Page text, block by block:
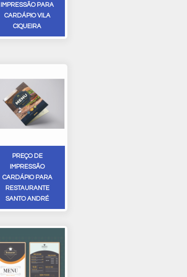
IMPRESSÃO PARA
CARDÁPIO VILA
CIQUEIRA
PREÇO DE
IMPRESSÃO
CARDÁPIO PARA
RESTAURANTE
SANTO ANDRÉ